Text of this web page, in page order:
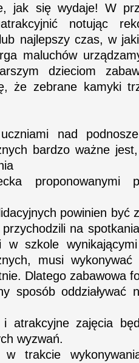
jak się wydaje! W
notując
najlepszy czas, w
maluchów
dzieciom
że zebrane kamyki
nad
bardzo ważne
proponowanymi
powinien być
na
w szkole
musi
Dlatego zabawowa
sposób oddziaływać
atrakcyjne zajęcia
wyzwań.
w trakcie